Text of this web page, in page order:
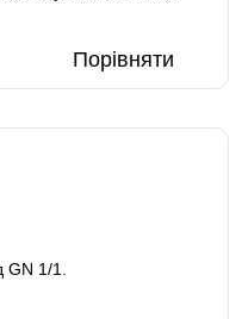
Порівняти
GN 1/1.